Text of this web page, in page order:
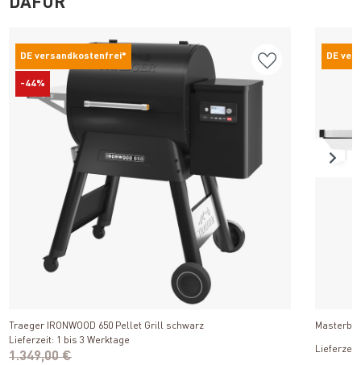
DE versandkostenfrei*
-44%
Produkt ansehen
Traeger IRONWOOD 650 Pellet Grill schwarz
Lieferzeit: 1 bis 3 Werktage
1.349,00 €
DE